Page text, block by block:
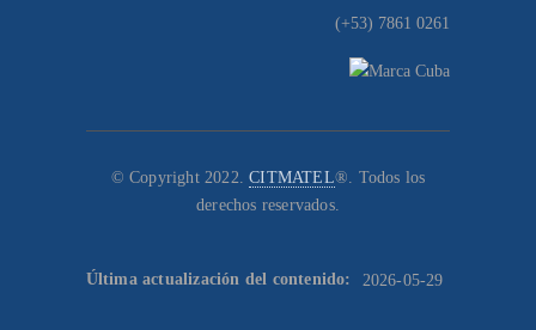
(+53) 7861 0261
© Copyright 2022.CITMATEL®. Todos los
derechos reservados.
Última actualización del contenido: 2026-05-29